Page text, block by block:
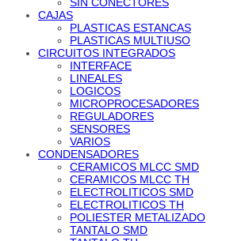
SIN CONECTORES
CAJAS
PLASTICAS ESTANCAS
PLASTICAS MULTIUSO
CIRCUITOS INTEGRADOS
INTERFACE
LINEALES
LOGICOS
MICROPROCESADORES
REGULADORES
SENSORES
VARIOS
CONDENSADORES
CERAMICOS MLCC SMD
CERAMICOS MLCC TH
ELECTROLITICOS SMD
ELECTROLITICOS TH
POLIESTER METALIZADO
TANTALO SMD